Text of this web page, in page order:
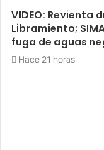
VIDEO: Revienta
Libramiento;
fuga de aguas
Hace 21 horas